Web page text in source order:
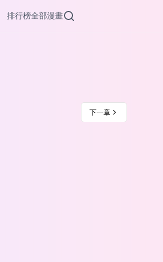
排行榜全部漫畫
下一章